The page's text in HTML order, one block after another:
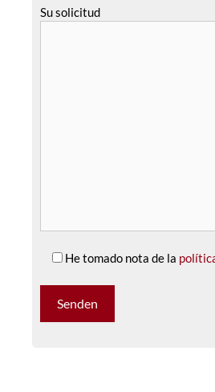
Su solicitud
He tomado nota de la